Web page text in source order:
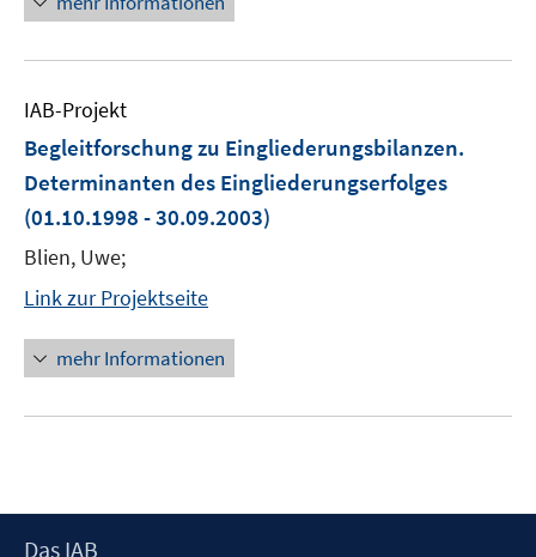
IAB-Projekt
Begleitforschung zu Eingliederungsbilanzen.
Determinanten des Eingliederungserfolges
(01.10.1998 - 30.09.2003)
Blien, Uwe;
Link zur Projektseite
mehr Informationen
Footer
Das IAB